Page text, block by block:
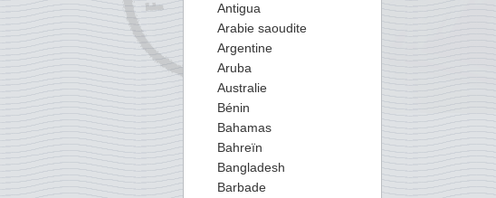
Antigua
Arabie saoudite
Argentine
Aruba
Australie
Bénin
Bahamas
Bahreïn
Bangladesh
Barbade